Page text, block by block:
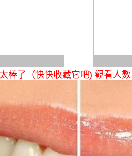
棒了（快快收藏它吧) 觀看人